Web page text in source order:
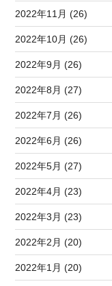
2022年11月 (26)
2022年10月 (26)
2022年9月 (26)
2022年8月 (27)
2022年7月 (26)
2022年6月 (26)
2022年5月 (27)
2022年4月 (23)
2022年3月 (23)
2022年2月 (20)
2022年1月 (20)